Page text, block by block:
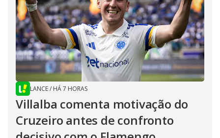
LANCE/ HÁ 7 HORAS
Villalba comenta motivação do
Cruzeiro antes de confronto